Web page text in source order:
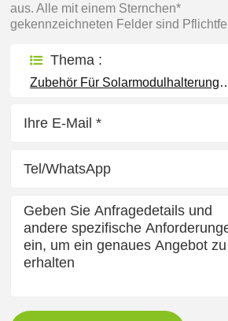
aus. Alle mit einem Sternchen*
gekennzeichneten Felder sind
Thema :
Zubehör Für